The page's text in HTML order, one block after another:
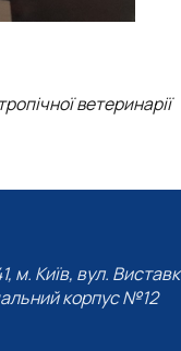
ветеринарії
м. Київ, вул.
корпус №12